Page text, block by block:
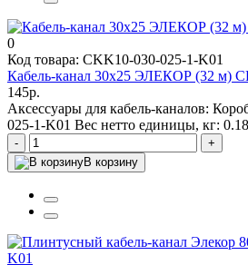
0
Код товара: CKK10-030-025-1-K01
Кабель-канал 30х25 ЭЛЕКОР (32 м)
145р.
Аксессуары для кабель-каналов:
025-1-K01 Вес нетто единицы, кг:
-
+
В корзину